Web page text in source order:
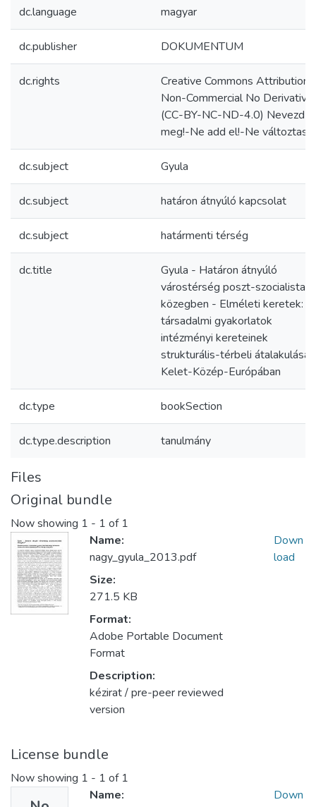
dc.language magyar
dc.publisher DOKUMENTUM
dc.rights
Creative Commons Attribution
Non-Commercial No
(CC-BY-NC-ND-4.0) Nevezd
meg!-Ne add el!-Ne változtasd!
dc.subject Gyula
dc.subject határon átnyúló kapcsolat
dc.subject határmenti térség
dc.title
Gyula - Határon átnyúló
várostérség poszt-szocialista
közegben - Elméleti keretek: A
társadalmi gyakorlatok
intézményi kereteinek
strukturális-térbeli átalakulása
Kelet-Közép-Európában
dc.type bookSection
dc.type.description tanulmány
Files
Original bundle
Now showing 1 - 1 of 1
Name:
nagy_gyula_2013.pdf
Size:
271.5 KB
Format:
Adobe Portable Document
Format
Description:
kézirat / pre-peer reviewed
version
Down
load
License bundle
Now showing 1 - 1 of 1
Name:
Down